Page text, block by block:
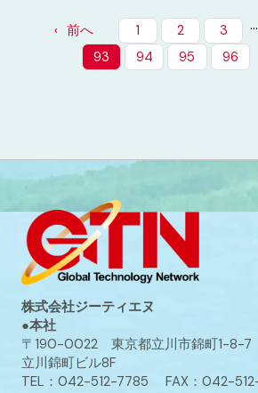
前へ 1 2 3 …
93
94 95 96
株式会社ジーティエヌ
●本社
〒190-0022 東京都立川市錦町1-8-7
立川錦町ビル8F
TEL：042-512-7785 FAX：042-